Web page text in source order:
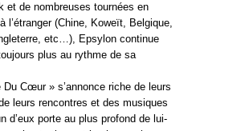
et de nombreuses tournées en
l’étranger (Chine, Koweït, Belgique,
etc…), Epsylon continue
plus au rythme de sa
Du Cœur » s’annonce riche de leurs
leurs rencontres et des musiques
d’eux porte au plus profond de lui-